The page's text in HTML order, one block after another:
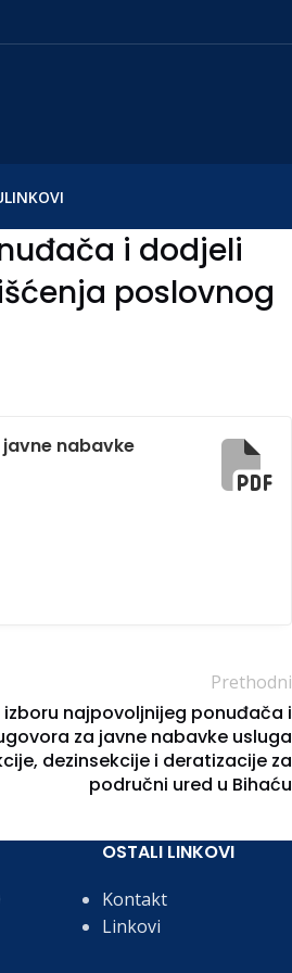
LINKOVI
i dodjeli
poslovnog
nabavke
Prethodni
izboru najpovoljnijeg ponuđača i
za javne nabavke usluga
dezinsekcije i deratizacije za
područni ured u Bihaću
OSTALI LINKOVI
Kontakt
Linkovi